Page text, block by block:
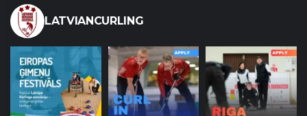
LATVIANCURLING